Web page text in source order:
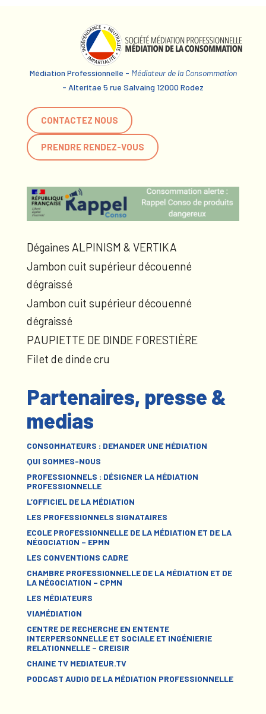
Médiation Professionnelle - Médiateur de la Consommation
- Alteritae 5 rue Salvaing 12000 Rodez
CONTACTEZ NOUS
PRENDRE RENDEZ-VOUS
Dégaines ALPINISM & VERTIKA
Jambon cuit supérieur découenné
dégraissé
Jambon cuit supérieur découenné
dégraissé
PAUPIETTE DE DINDE FORESTIÈRE
Filet de dinde cru
Partenaires, presse &
medias
CONSOMMATEURS : DEMANDER UNE MÉDIATION
QUI SOMMES-NOUS
PROFESSIONNELS : DÉSIGNER LA MÉDIATION
PROFESSIONNELLE
L’OFFICIEL DE LA MÉDIATION
LES PROFESSIONNELS SIGNATAIRES
ECOLE PROFESSIONNELLE DE LA MÉDIATION ET DE LA
NÉGOCIATION – EPMN
LES CONVENTIONS CADRE
CHAMBRE PROFESSIONNELLE DE LA MÉDIATION ET DE
LA NÉGOCIATION – CPMN
LES MÉDIATEURS
VIAMÉDIATION
CENTRE DE RECHERCHE EN ENTENTE
INTERPERSONNELLE ET SOCIALE ET INGÉNIERIE
RELATIONNELLE – CREISIR
CHAINE TV MEDIATEUR.TV
PODCAST AUDIO DE LA MÉDIATION PROFESSIONNELLE